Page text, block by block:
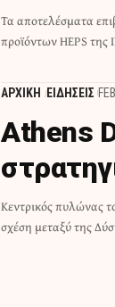
Τα αποτελέσματα
προϊόντων HEPS της
ΑΡΧΙΚΗ ΕΙΔΗΣΕΙΣ
Athens
Κεντρικός πυλώνας
σχέση μεταξύ της